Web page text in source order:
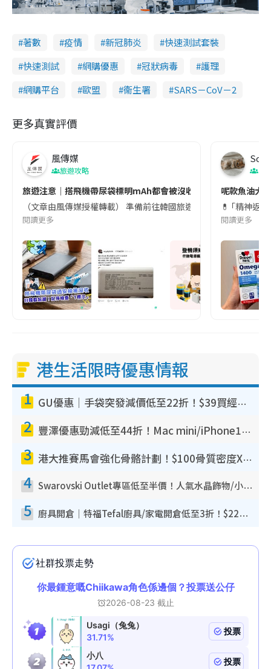
著數 疫情 新冠肺炎
快速測試套裝
快速測試
網購優惠 冠狀病毒
護理
網購平台
歐盟 衞生署 SARS－CoV－2
更多真實評價
風傳媒
旅遊攻略
旅遊注意｜搭飛機帶尿袋標明mAh都會被沒收😱出發前切記檢查
（文章由風傳媒授權轉載） 準備前往韓國旅遊的民眾，近期要
閱讀更多
Soul
呢款魚油大
💊 ｢精神返
閱讀更多
港生活限時優惠情報
1 GU優惠｜手袋突發減價低至22折！$39買經典波士頓包/餃子袋！飾物同步減價$29起！
2 豐澤優惠勁減低至44折！Mac mini/iPhone17Pro大減價！廚房家電$220起
3 港大推賽馬會強化骨骼計劃！$100骨質密度X光檢查 完成免費運動訓練送超市禮券！附參加資格
4 Swarovski Outlet專區低至半價！人氣水晶飾物/小擺設$138起！迪士尼款/水晶高跟鞋都有平
5 廚具開倉｜特福Tefal廚具/家電開倉低至3折！$220起買平底鍋/炒鑊/湯煲！電飯煲/吸塵機/燙斗$418起